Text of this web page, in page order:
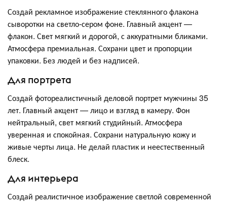
Создай рекламное изображение стеклянного флакона
сыворотки на светло-сером фоне. Главный акцент —
флакон. Свет мягкий и дорогой, с аккуратными бликами.
Атмосфера премиальная. Сохрани цвет и пропорции
упаковки. Без людей и без надписей.
Для портрета
Создай фотореалистичный деловой портрет мужчины 35
лет. Главный акцент — лицо и взгляд в камеру. Фон
нейтральный, свет мягкий студийный. Атмосфера
уверенная и спокойная. Сохрани натуральную кожу и
живые черты лица. Не делай пластик и неестественный
блеск.
Для интерьера
Создай реалистичное изображение светлой современной